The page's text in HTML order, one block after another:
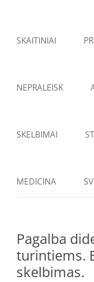
PADANGOS
SKAITINIAI
NEPRALEISK
SKELBIMAI
MEDICINA
Pagalba
turintiems.
skelbimas.